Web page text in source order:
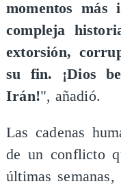
momentos
compleja
extorsión,
su fin. ¡Dios
Irán!", añadió.
Las cadenas
de un conflicto
últimas